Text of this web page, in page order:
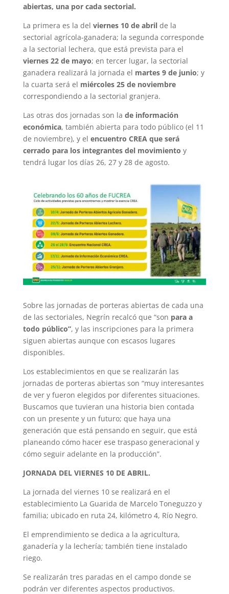
abiertas, una por cada sectorial.
La primera es la del viernes 10 de abrilde la
sectorial agrícola-ganadera; la segunda corresponde
a la sectorial lechera, que está prevista para el
viernes 22 de mayo; en tercer lugar, la sectorial
ganadera realizará la jornada el martes 9 de junio; y
la cuarta será el miércoles 25 de noviembre
correspondiendo a la sectorial granjera.
Las otras dos jornadas son la de información
económica, también abierta para todo público (el 11
de noviembre), y el encuentro CREA que será
cerrado para los integrantes del movimiento y
tendrá lugar los días 26, 27 y 28 de agosto.
Sobre las jornadas de porteras abiertas de cada una
de las sectoriales, Negrín recalcó que “son para a
todo público”, y las inscripciones para la primera
siguen abiertas aunque con escasos lugares
disponibles.
Los establecimientos en que se realizarán las
jornadas de porteras abiertas son “muy interesantes
de ver y fueron elegidos por diferentes situaciones.
Buscamos que tuvieran una historia bien contada
con un presente y un futuro; que haya una
generación que está pensando en seguir, que está
planeando cómo hacer ese traspaso generacional y
cómo seguir adelante en la producción”.
JORNADA DEL VIERNES 10 DE ABRIL.
La jornada del viernes 10 se realizará en el
establecimiento La Guarida de Marcelo Toneguzzo y
familia; ubicado en ruta 24, kilómetro 4, Río Negro.
El emprendimiento se dedica a la agricultura,
ganadería y la lechería; también tiene instalado
riego.
Se realizarán tres paradas en el campo donde se
podrán ver diferentes aspectos productivos.